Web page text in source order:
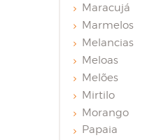
Maracujá
Marmelos
Melancias
Meloas
Melões
Mirtilo
Morango
Papaia